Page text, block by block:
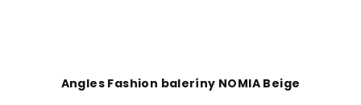
Angles Fashion baleríny NOMIA Beige